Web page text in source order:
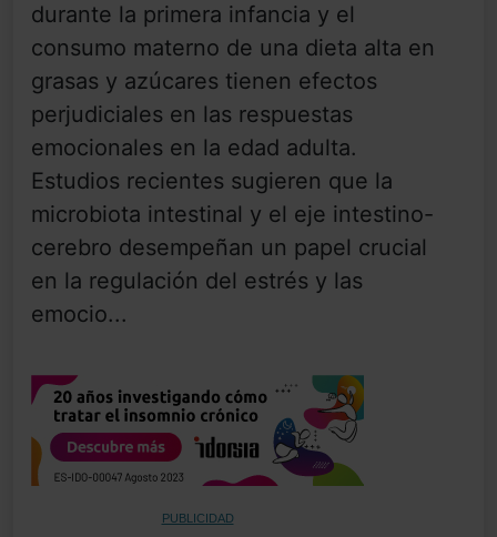
durante la primera infancia y el
consumo materno de una dieta alta en
grasas y azúcares tienen efectos
perjudiciales en las respuestas
emocionales en la edad adulta.
Estudios recientes sugieren que la
microbiota intestinal y el eje intestino-
cerebro desempeñan un papel crucial
en la regulación del estrés y las
emocio...
PUBLICIDAD